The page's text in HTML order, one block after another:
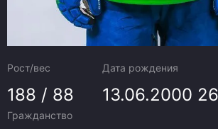
Рост/вес
188 / 88
Дата рождения
13.06.2000
Гражданство